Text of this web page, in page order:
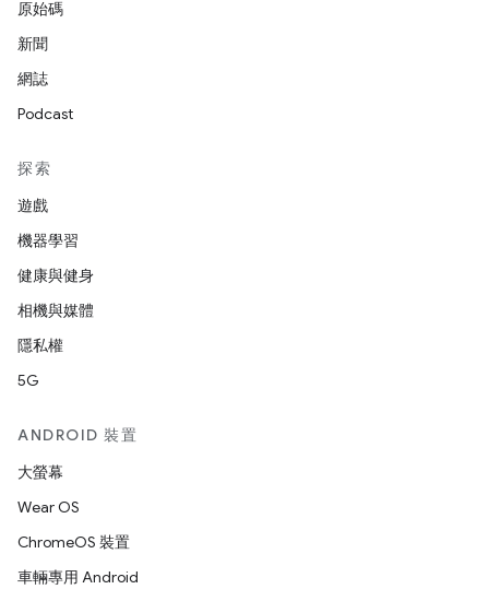
原始碼
新聞
網誌
Podcast
探索
遊戲
機器學習
健康與健身
相機與媒體
隱私權
5G
ANDROID 裝置
大螢幕
Wear OS
ChromeOS 裝置
車輛專用 Android